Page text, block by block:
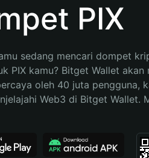
PIX
sedang mencari dompet
PIX kamu? Bitget Wallet
oleh 40 juta pengguna,
Web3 di Bitget Wallet.